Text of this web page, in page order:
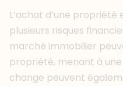
L’achat d’une
plusieurs risques
marché immobilier
propriété, menant à
change peuvent